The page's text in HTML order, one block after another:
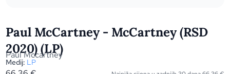
Paul McCartney - McCartney (RSD
2020) (LP)
Paul Mccartney
Medij: LP